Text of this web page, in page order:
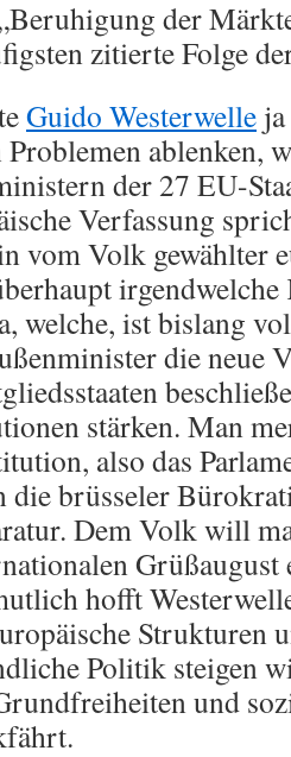
der
zitierte Folge
Guido Westerwelle
ablenken,
der 27 EU-
Verfassung
vom Volk gewählter
irgendwelche
welche, ist bislang
die neue
stärken. Man
also das
die brüsseler
Dem Volk will
Grüßaugust
hofft
Strukturen
Politik steigen
und